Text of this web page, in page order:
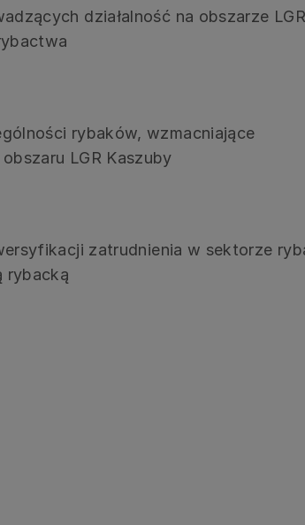
działalność na obszarze
rybaków, wzmacniające
LGR Kaszuby
zatrudnienia w sektorze
rybacką